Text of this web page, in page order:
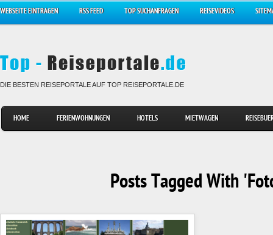
WEBSEITE EINTRAGEN RSS FEED TOP SUCHANFRAGEN REISEVIDEOS
DIE BESTEN REISEPORTALE AUF TOP REISEPORTALE.DE
HOME FERIENWOHNUNGEN HOTELS MIETWAGEN
Posts Tagged With